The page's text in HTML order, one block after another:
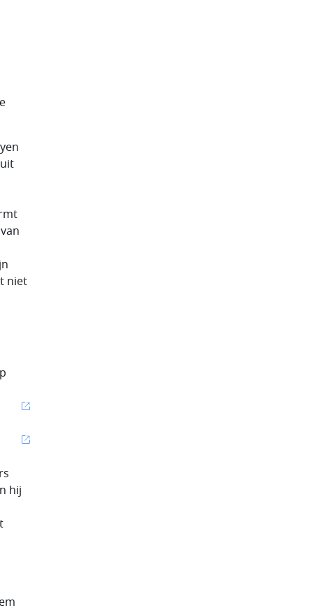
niet
hij